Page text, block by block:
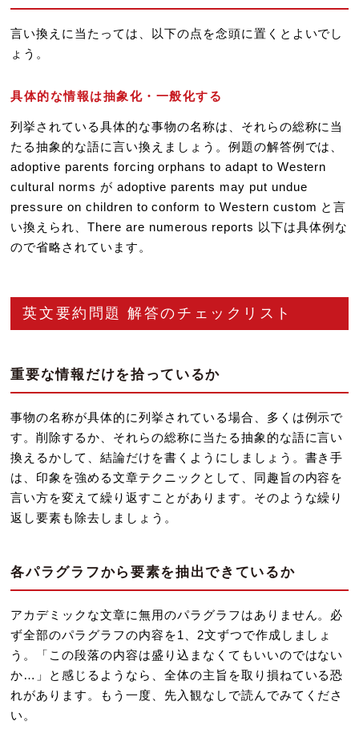
言い換えに当たっては、以下の点を念頭に置くとよいでし
ょう。
具体的な情報は抽象化・一般化する
列挙されている具体的な事物の名称は、それらの総称に当
たる抽象的な語に言い換えましょう。例題の解答例では、
adoptive parents forcing orphans to adapt to Western
cultural norms が adoptive parents may put undue
pressure on children to conform to Western custom と言
い換えられ、There are numerous reports 以下は具体例な
ので省略されています。
英文要約問題 解答のチェックリスト
重要な情報だけを拾っているか
事物の名称が具体的に列挙されている場合、多くは例示で
す。削除するか、それらの総称に当たる抽象的な語に言い
換えるかして、結論だけを書くようにしましょう。書き手
は、印象を強める文章テクニックとして、同趣旨の内容を
言い方を変えて繰り返すことがあります。そのような繰り
返し要素も除去しましょう。
各パラグラフから要素を抽出できているか
アカデミックな文章に無用のパラグラフはありません。必
ず全部のパラグラフの内容を1、2文ずつで作成しましょ
う。「この段落の内容は盛り込まなくてもいいのではない
か…」と感じるようなら、全体の主旨を取り損ねている恐
れがあります。もう一度、先入観なしで読んでみてくださ
い。